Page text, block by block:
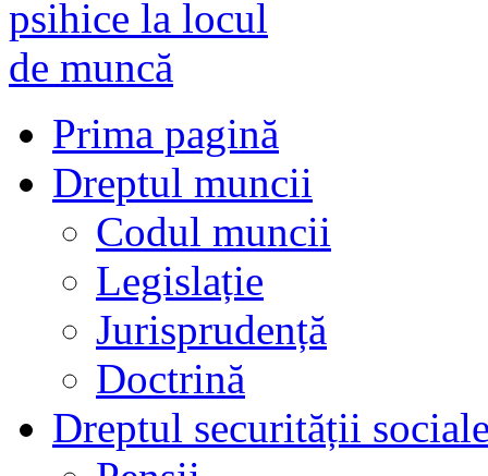
Prima pagină
Dreptul muncii
Codul muncii
Legislație
Jurisprudență
Doctrină
Dreptul securității